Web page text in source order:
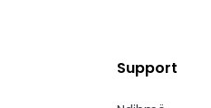
Support